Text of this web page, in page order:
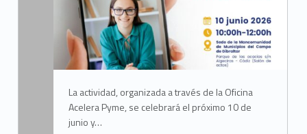
La actividad, organizada a través de la Oficina
Acelera Pyme, se celebrará el próximo 10 de
junio y…